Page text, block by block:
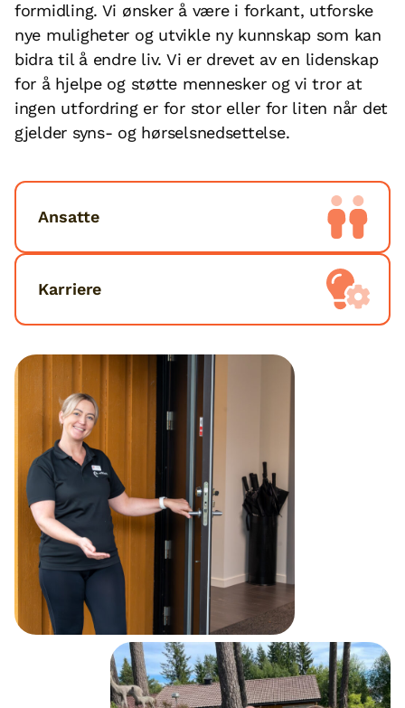
formidling. Vi ønsker å være i forkant, utforske
nye muligheter og utvikle ny kunnskap som kan
bidra til å endre liv. Vi er drevet av en lidenskap
for å hjelpe og støtte mennesker og vi tror at
ingen utfordring er for stor eller for liten når det
gjelder syns- og hørselsnedsettelse.
Ansatte
Karriere